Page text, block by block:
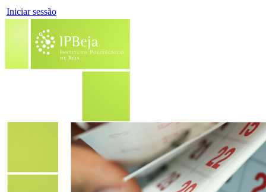
Iniciar sessão